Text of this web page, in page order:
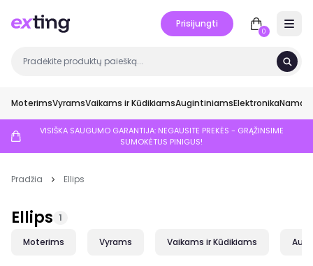
Prisijungti
0
MoterimsVyramsVaikams ir KūdikiamsAugintiniamsElektronikaNamai
VISIŠKA SAUGUMO GARANTIJA: NEGAUSITE PREKĖS - GRĄŽINSIME
SUMOKĖTUS PINIGUS!
Pradžia Ellips
Ellips 1
Moterims Vyrams Vaikams ir Kūdikiams